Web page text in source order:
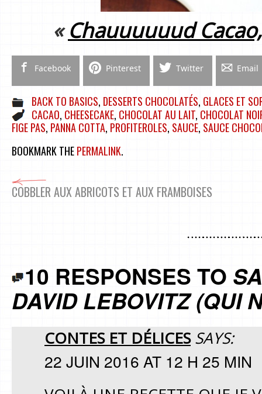
«Chauuuuuud
Facebook Pinterest Twitter Email
BACK TO BASICS, DESSERTS CHOCOLATÉS, GLACES ET
CACAO, CHEESECAKE, CHOCOLAT AU LAIT, CHOCOLAT
FIGE PAS, PANNA COTTA, PROFITEROLES, SAUCE, SAUCE
BOOKMARK THEPERMALINK.
COBBLER AUX ABRICOTS ET AUX FRAMBOISES
10 RESPONSES TO
DAVID LEBOVITZ (QUI
CONTES ET DÉLICES SAYS:
22 JUIN 2016 AT 12 H 25 MIN